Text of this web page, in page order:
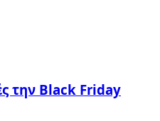
την Black Friday